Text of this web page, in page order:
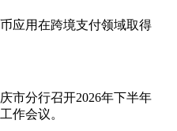
应用在跨境支付领域取得
市分行召开2026年下半年
作会议。